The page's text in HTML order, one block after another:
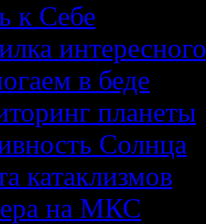
к Себе
интересного
в беде
планеты
Солнца
катаклизмов
на МКС